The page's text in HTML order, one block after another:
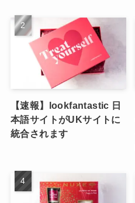
【速報】lookfantastic 日
本語サイトがUKサイトに
統合されます